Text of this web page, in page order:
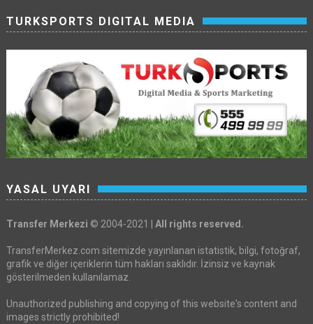
TURKSPORTS DIGITAL MEDIA
YASAL UYARI
Transfer Merkezi © 2004-2021 | All rights reserved.
TransferMerkez.com sitemizde yayınlanan istatistik, bilgi, fotoğraf,
grafik ve diğer içeriklerin tüm hakları saklıdır. İzinsiz ve kaynak
gösterilmeden kullanılamaz.
Unauthorized publishing and copying of this website's content and
images strictly prohibited!